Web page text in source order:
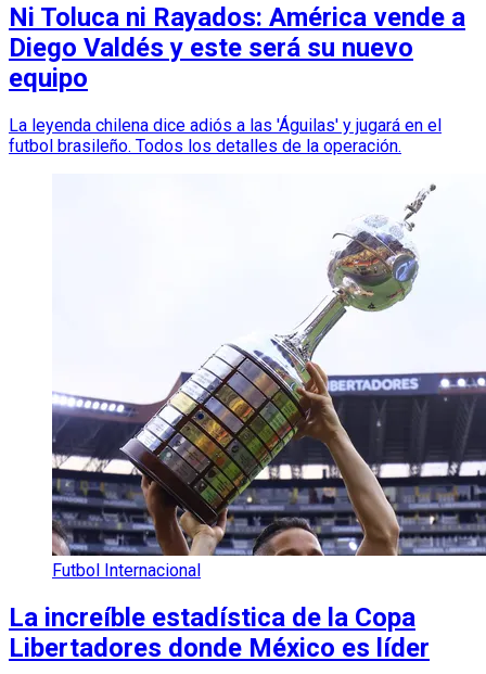
Ni Toluca ni Rayados: América vende a
Diego Valdés y este será su nuevo
equipo
La leyenda chilena dice adiós a las 'Águilas' y jugará en el
futbol brasileño. Todos los detalles de la operación.
Futbol Internacional
La increíble estadística de la Copa
Libertadores donde México es líder